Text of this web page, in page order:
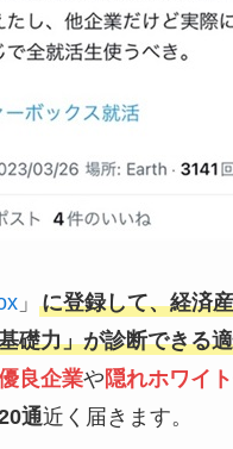
」 に登録して、経済
礎力」が診断できる
良企業や隠れホワイ
通近く届きます。